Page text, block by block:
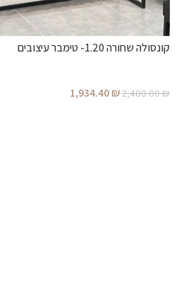
קונסולה שחורה 1.20- טימבר עיצובים
2,480.00₪
1,934.40₪